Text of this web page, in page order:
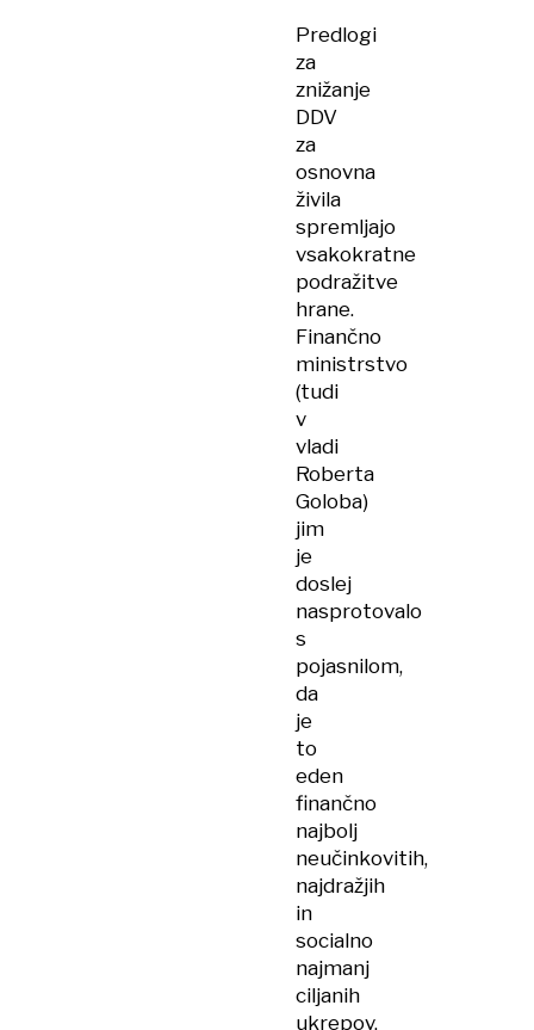
Predlogi
za
znižanje
DDV
za
osnovna
živila
spremljajo
vsakokratne
podražitve
hrane.
Finančno
ministrstvo
(tudi
v
vladi
Roberta
Goloba)
jim
je
doslej
nasprotovalo
s
pojasnilom,
da
je
to
eden
finančno
najbolj
neučinkovitih,
najdražjih
in
socialno
najmanj
ciljanih
ukrepov,